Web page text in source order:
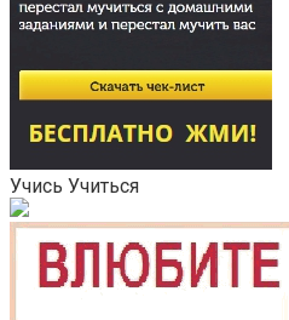
Учись Учиться